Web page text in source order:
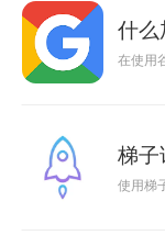
什么
在使用
梯子
使用梯